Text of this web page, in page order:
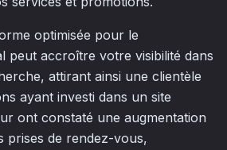
optimisée pour le
peut accroître votre visibilité dans
attirant ainsi une clientèle
ayant investi dans un site
ont constaté une augmentation
prises de rendez-vous,